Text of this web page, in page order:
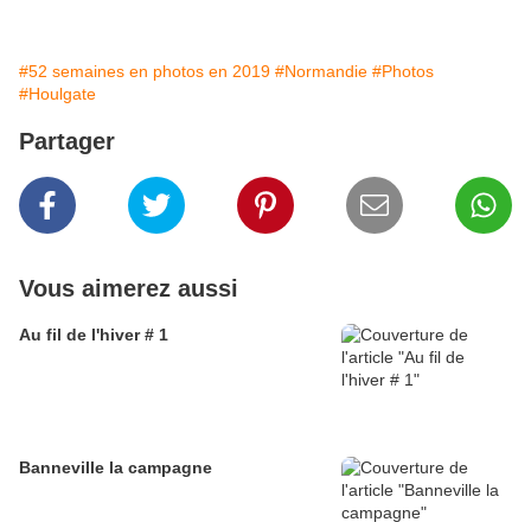
#52 semaines en photos en 2019 #Normandie #Photos
#Houlgate
Partager
Vous aimerez aussi
Au fil de l'hiver # 1
Banneville la campagne